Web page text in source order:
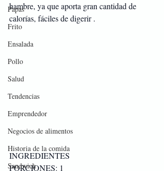
Papas
Frito
Ensalada
Pollo
Salud
Tendencias
Emprendedor
Negocios de alimentos
Historia de la comida
Sandwich
hambre, ya que aporta gran cantidad de
calorías, fáciles de digerir .
INGREDIENTES
PORCIONES: 1